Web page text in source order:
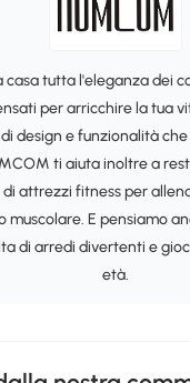
casa tutta l'eleganza dei
per arricchire la tua
design e funzionalità
ti aiuta inoltre a
di attrezzi fitness per
E pensiamo
di arredi divertenti e
età.